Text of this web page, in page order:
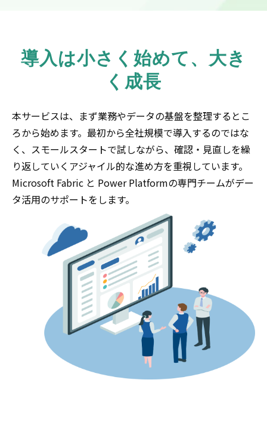
導入は小さく始めて、大き
く成長
本サービスは、まず業務やデータの基盤を整理するとこ
ろから始めます。最初から全社規模で導入するのではな
く、スモールスタートで試しながら、確認・見直しを繰
り返していくアジャイル的な進め方を重視しています。
Microsoft Fabric と Power Platformの専門チームがデー
タ活用のサポートをします。